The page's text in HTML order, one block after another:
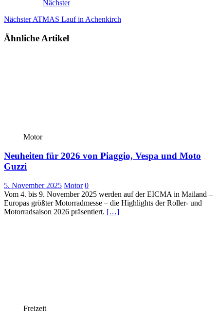
Nächster
Nächster ATMAS Lauf in Achenkirch
Ähnliche Artikel
Motor
Neuheiten für 2026 von Piaggio, Vespa und Moto
Guzzi
5. November 2025 Motor 0
Vom 4. bis 9. November 2025 werden auf der EICMA in Mailand –
Europas größter Motorradmesse – die Highlights der Roller- und
Motorradsaison 2026 präsentiert. […]
Freizeit